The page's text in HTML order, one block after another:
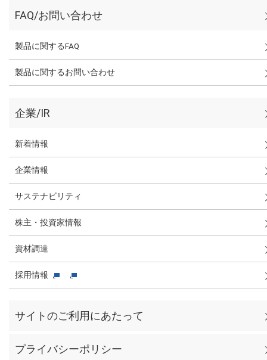
FAQ/お問い合わせ
製品に関するFAQ
製品に関するお問い合わせ
企業/IR
新着情報
企業情報
サステナビリティ
株主・投資家情報
資材調達
採用情報
サイトのご利用にあたって
プライバシーポリシー